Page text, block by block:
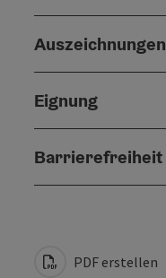
Auszeichnungen
Eignung
Barrierefreiheit
PDF erstellen